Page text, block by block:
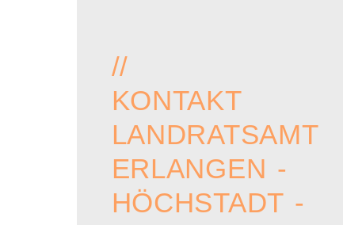
//
KONTAKT
LANDRATSAMT
ERLANGEN -
HÖCHSTADT -